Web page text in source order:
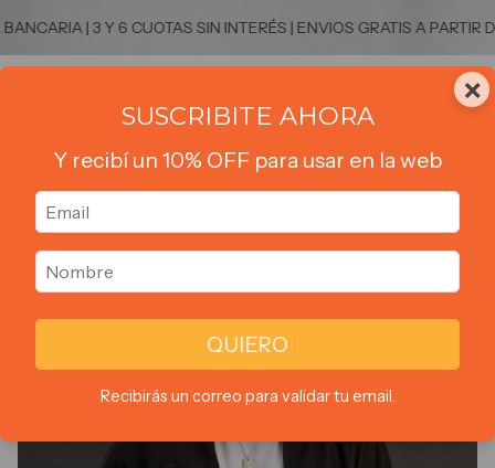
| 3 Y 6 CUOTAS SIN INTERÉS | ENVIOS GRATIS A PARTIR DE
0
1/9
×
SUSCRIBITE AHORA
Y recibí un 10% OFF para usar en la web
QUIERO
Recibirás un correo para validar tu email.